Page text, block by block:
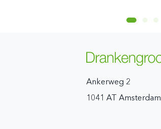
Ankerweg 2
1041 AT Amsterdam